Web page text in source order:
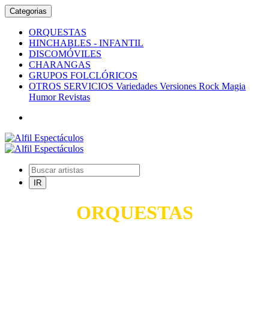
Categorias
ORQUESTAS
HINCHABLES - INFANTIL
DISCOMÓVILES
CHARANGAS
GRUPOS FOLCLÓRICOS
OTROS SERVICIOS Variedades Versiones Rock Magia
Humor Revistas
ORQUESTAS